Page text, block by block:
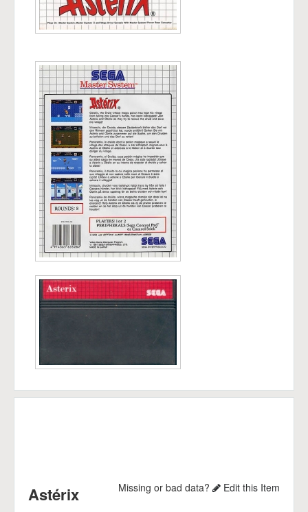
Astérix Missing or bad data? Edit this Item